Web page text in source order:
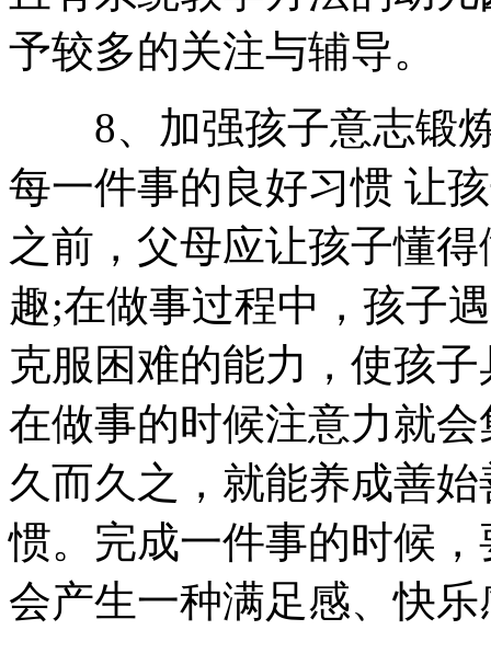
予较多的关注与辅导。
8、加强孩子意志锻炼
每一件事的良好习惯 让
之前，父母应让孩子懂
趣;在做事过程中，孩子
克服困难的能力，使孩
在做事的时候注意力就
久而久之，就能养成善
惯。完成一件事的时候
会产生一种满足感、快乐